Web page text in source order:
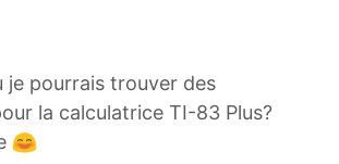
je pourrais trouver des
la calculatrice TI-83 Plus?